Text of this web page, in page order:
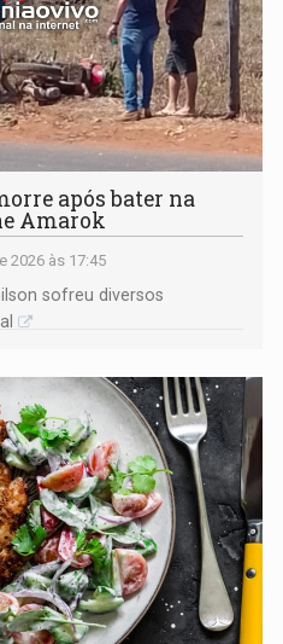
após bater na
Amarok
2026 às 17:45
sofreu diversos